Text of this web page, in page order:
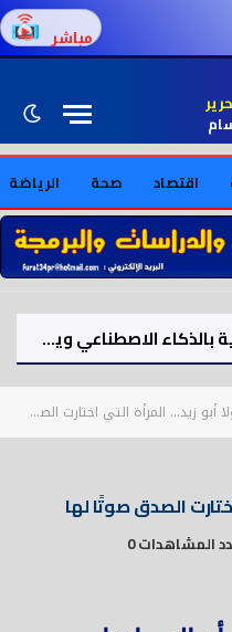
مباشر
اقتصاد صحة الرياضة
علماء يبتكرون فيروسات اصطناعية بالذكاء الاصطناعي ويثيرون مخاوف أمنية
أبو زيد… المرأة التي اختارت الصدق صوتًا لها
الصدق صوتًا لها
المشاهدات 0